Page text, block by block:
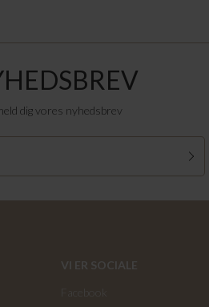
dig vores nyhedsbrev
VI ER SOCIALE